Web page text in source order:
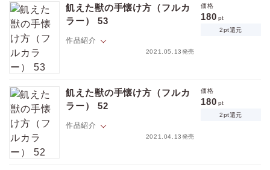
くて、マジメで、秘密主義者。音信不通になる事もしばしばで、ナゼか
理由を聞いても誤魔化されるので隆文は未だに弘樹のことがよくわから
ない。そんなある日、酔っぱらった弘樹に突然キス＆思わぬ告白をされ
てしまう！ 「俺 吸血鬼なんだ。そして多分もうお前も…」ちょっと待
て。弘樹が吸血鬼？ そして俺も？ イキナリそんな事言われても、思考が
追いつかないんですけど――！？【フィカス】
飢えた獣の手懐け方（フルカ
ラー） 53
作品紹介
2021.05.13発売
価格
180 pt
2pt還元
くて、マジメで、秘密主義者。音信不通になる事もしばしばで、ナゼか
理由を聞いても誤魔化されるので隆文は未だに弘樹のことがよくわから
ない。そんなある日、酔っぱらった弘樹に突然キス＆思わぬ告白をされ
てしまう！ 「俺 吸血鬼なんだ。そして多分もうお前も…」ちょっと待
て。弘樹が吸血鬼？ そして俺も？ イキナリそんな事言われても、思考が
追いつかないんですけど――！？【フィカス】
飢えた獣の手懐け方（フルカ
ラー） 52
作品紹介
2021.04.13発売
価格
180 pt
2pt還元
ポイントを消費して購入するにはログイン・会員登録が必要です